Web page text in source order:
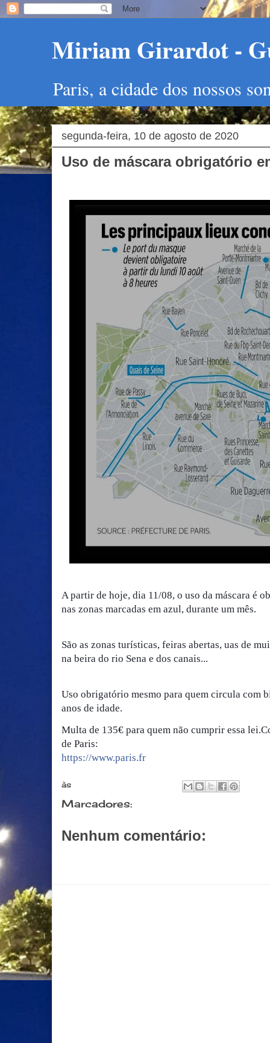
Miriam Girardot -
Paris, a cidade dos nossos
segunda-feira, 10 de agosto de 2020
Uso de máscara obrigatório
A partir de hoje, dia 11/08, o uso da máscara é
nas zonas marcadas em azul, durante um mês.
São as zonas turísticas, feiras abertas, uas de
na beira do rio Sena e dos canais...
Uso obrigatório mesmo para quem circula com
anos de idade.
Multa de 135€ para quem não cumprir essa lei.
de Paris:
https://www.paris.fr
às
Marcadores:
Nenhum comentário: